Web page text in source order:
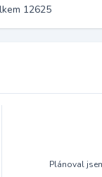
12625
Plánoval